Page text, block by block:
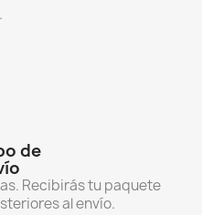
de
Recibirás tu paquete
al envío.